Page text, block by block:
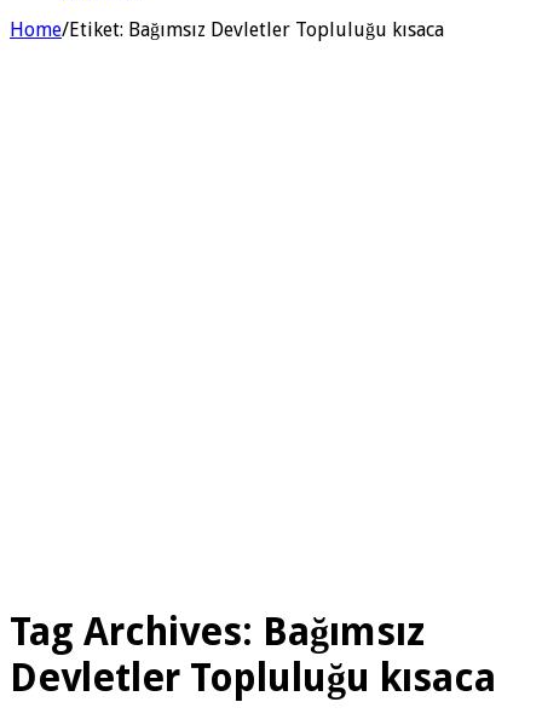
Home/Etiket: Bağımsız Devletler Topluluğu kısaca
Tag Archives: Bağımsız
Devletler Topluluğu kısaca